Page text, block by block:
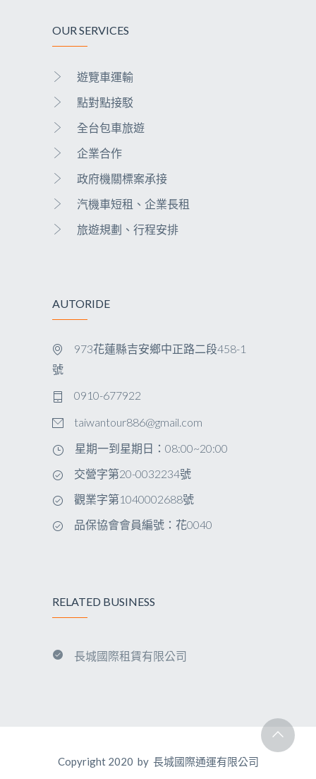
OUR SERVICES
遊覽車運輸
點對點接駁
全台包車旅遊
企業合作
政府機關標案承接
汽機車短租、企業長租
旅遊規劃、行程安排
AUTORIDE
973花蓮縣吉安鄉中正路二段458-1
號
0910-677922
taiwantour886@gmail.com
星期一到星期日：08:00~20:00
交營字第20-0032234號
觀業字第1040002688號
品保協會會員編號：花0040
RELATED BUSINESS
長城國際租賃有限公司
Copyright 2020 by 長城國際通運有限公司